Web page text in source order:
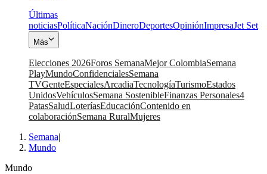
Últimas
noticiasPolíticaNaciónDineroDeportesOpiniónImpresaJet Set
Más
Elecciones 2026Foros SemanaMejor ColombiaSemana
PlayMundoConfidencialesSemana
TVGenteEspecialesArcadiaTecnologíaTurismoEstados
UnidosVehículosSemana SostenibleFinanzas Personales4
PatasSaludLoteríasEducaciónContenido en
colaboraciónSemana RuralMujeres
Semana|
Mundo
Mundo